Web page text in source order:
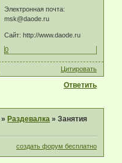
Электронная почта:
msk@daode.ru
Сайт: http://www.daode.ru
0
Цитировать
Ответить
»Раздевалка »Занятия
создать форум бесплатно